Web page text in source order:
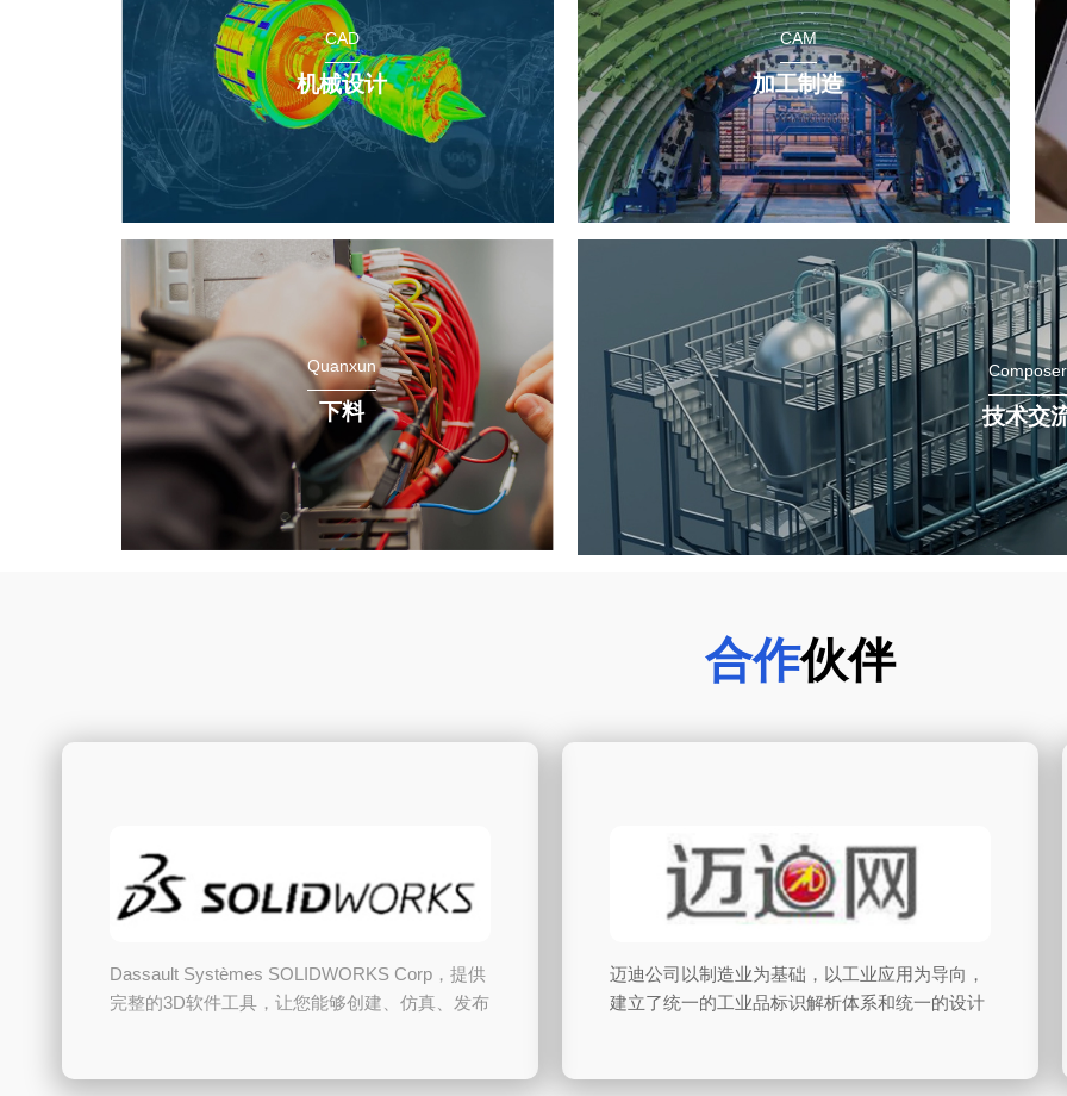
CAD
机械设计
CAM
加工制造
Quanxun
下料
Composer
技术交
合作伙伴
迈迪公司以制造业为基础，以工业应用为导向，
建立了统一的工业品标识解析体系和统一的设计
达索系统，Dassault Systèmes，全球领先3D设
计，DMU数字样机及协同设计，仿真分析软件厂